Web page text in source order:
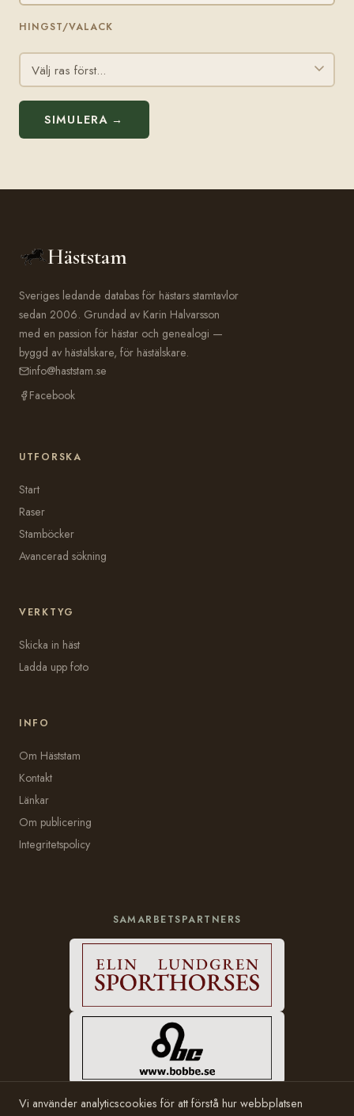
HINGST/VALACK
SIMULERA →
Häststam
Sveriges ledande databas för hästars stamtavlor
sedan 2006. Grundad av Karin Halvarsson
med en passion för hästar och genealogi —
byggd av hästälskare, för hästälskare.
info@haststam.se
Facebook
UTFORSKA
Start
Raser
Stamböcker
Avancerad sökning
VERKTYG
Skicka in häst
Ladda upp foto
INFO
Om Häststam
Kontakt
Länkar
Om publicering
Integritetspolicy
SAMARBETSPARTNERS
Vi använder analyticscookies för att förstå hur webbplatsen